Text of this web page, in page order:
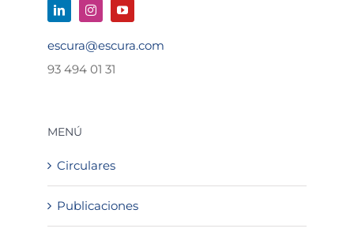
escura@escura.com
93 494 01 31
MENÚ
Circulares
Publicaciones